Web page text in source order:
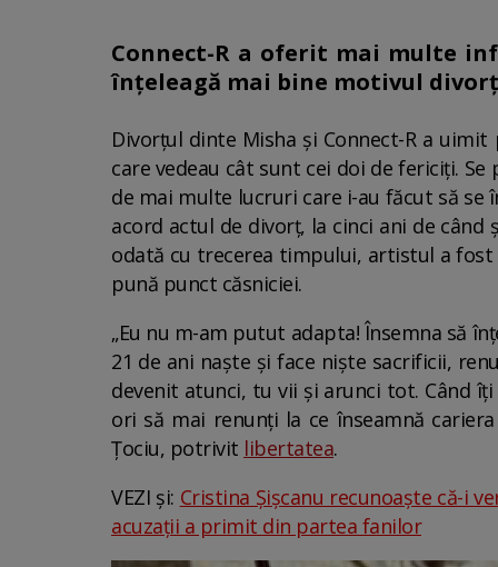
Connect-R a oferit mai multe
înțeleagă mai bine motivul
Divorțul dinte Misha și Connect-R a
care vedeau cât sunt cei doi de fericiți.
de mai multe lucruri care i-au făcut să se
acord actul de divorț, la cinci ani de
odată cu trecerea timpului, artistul a fost
pună punct căsniciei.
„Eu nu m-am putut adapta! Însemna să
21 de ani naște și face niște sacrificii,
devenit atunci, tu vii și arunci tot. Când
ori să mai renunți la ce înseamnă
Țociu, potrivit libertatea.
VEZI și: Cristina Șișcanu recunoaște că-i
acuzații a primit din partea fanilor